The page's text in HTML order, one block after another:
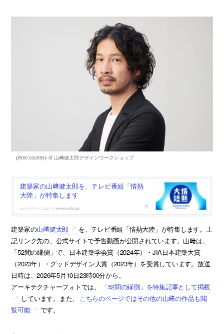
建築家の山﨑健太郎を、テレビ番組「情熱
大陸」が特集します
www.mbs.jp
建築家の山﨑健太郎
を、テレビ番組「情熱大陸」が特集します。上
記リンク先の、公式サイトで予告動画が公開されています。山﨑は、
「52間の縁側」で、日本建築学会賞（2024年）・JIA日本建築大賞
（2023年）・グッドデザイン大賞（2023年）を受賞しています。放送
日時は、2026年5月10日23時00分から。
アーキテクチャーフォトでは、
「52間の縁側」を特集記事として掲載
しています。また、
こちらのページではその他の山﨑の作品も閲
覧可能
です。